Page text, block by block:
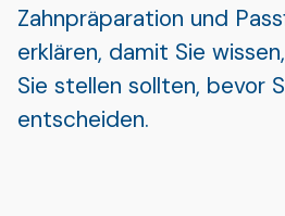
Zahnpräparation und
erklären, damit Sie
Sie stellen sollten, bevor
entscheiden.